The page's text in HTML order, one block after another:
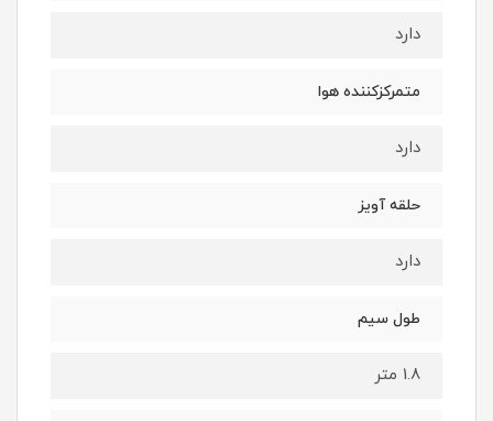
دارد
متمرکزکننده هوا
دارد
حلقه آویز
دارد
طول سیم
1.8 متر